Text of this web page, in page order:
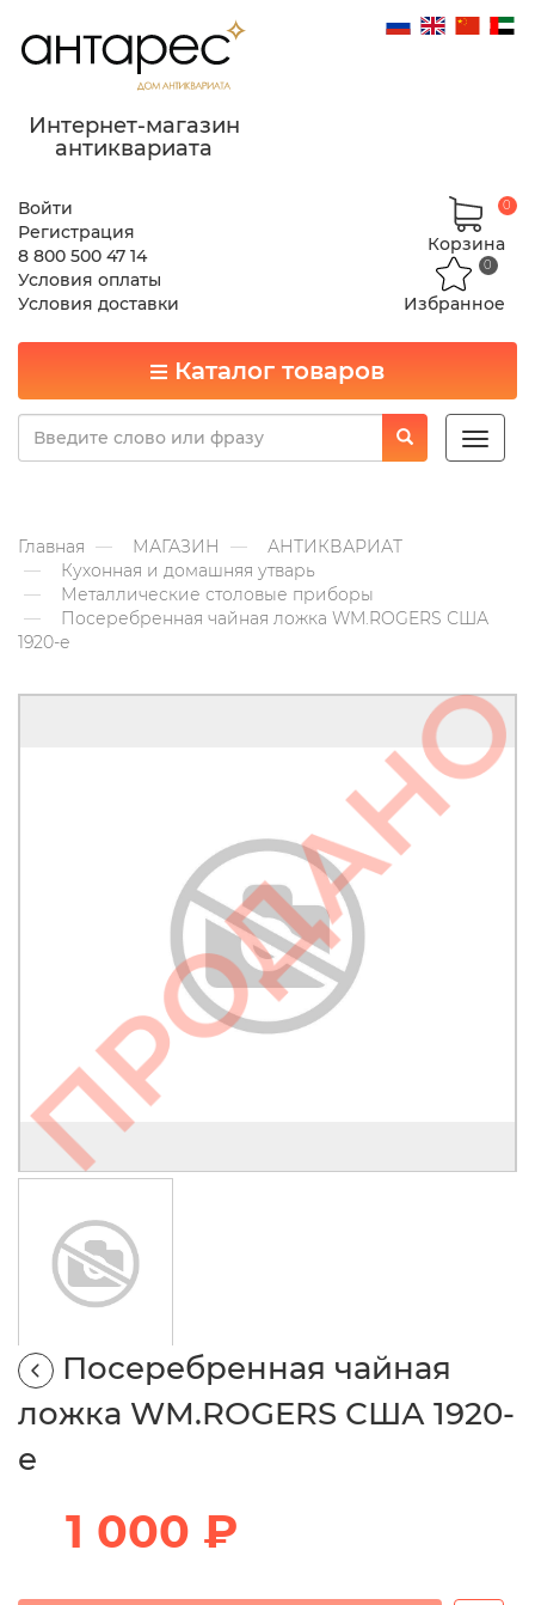
Интернет-магазин
антиквариата
Войти
Регистрация
8 800 500 47 14
Условия оплаты
Условия доставки
Корзина
0
Избранное
0
Каталог товаров
Toggle
Главная МАГАЗИН
АНТИКВАРИАТ
Кухонная и домашняя утварь
Металлические столовые приборы
Посеребренная чайная ложка WM.ROGERS США
1920-е
Посеребренная чайная
ложка WM.ROGERS США 1920-
е
1 000 ₽